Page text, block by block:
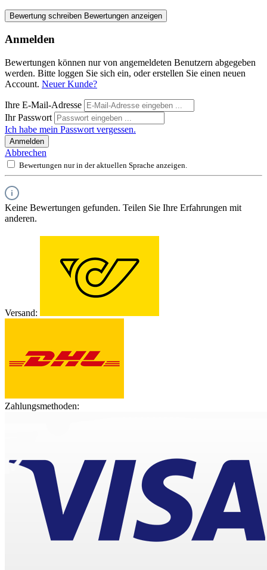
Bewertung schreiben Bewertungen anzeigen
Anmelden
Bewertungen können nur von angemeldeten Benutzern abgegeben
werden. Bitte loggen Sie sich ein, oder erstellen Sie einen neuen
Account. Neuer Kunde?
Ihre E-Mail-Adresse
Ihr Passwort
Ich habe mein Passwort vergessen.
Anmelden
Abbrechen
Bewertungen nur in der aktuellen Sprache anzeigen.
Keine Bewertungen gefunden. Teilen Sie Ihre Erfahrungen mit
anderen.
Versand:
Zahlungsmethoden: